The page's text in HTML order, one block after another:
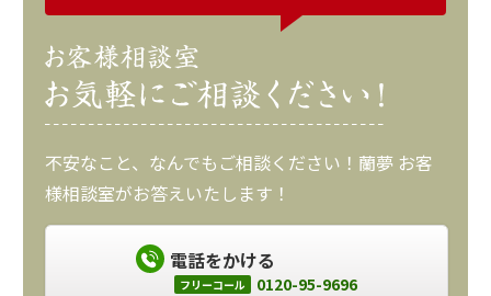
不安なこと、なんでもご相談ください！蘭夢 お客
様相談室がお答えいたします！
電話をかける
フリーコール 0120-95-9696